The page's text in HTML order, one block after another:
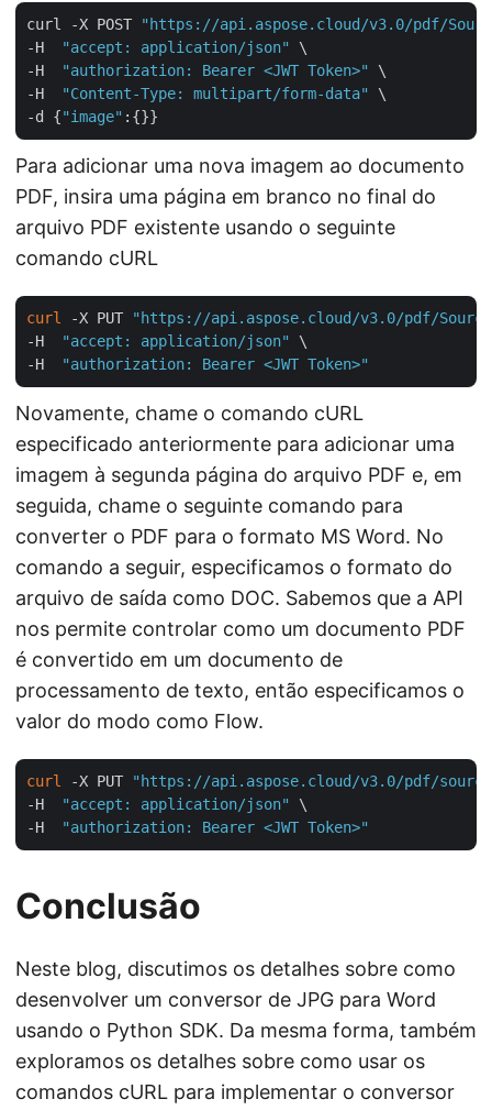
curl -X POST
"https://api.aspose.cloud/v3.0/pdf/
-H
"accept: application/json"
\
-H
"authorization: Bearer <JWT Token>"
\
-H
"Content-Type: multipart/form-data"
\
-d {"image"
Para adicionar uma nova imagem ao documento
PDF, insira uma página em branco no final do
arquivo PDF existente usando o seguinte
comando cURL
curl -X PUT
"https://api.aspose.cloud/v3.0/pdf/
-H
"accept: application/json"
\
-H
"authorization: Bearer <JWT Token>"
Novamente, chame o comando cURL
especificado anteriormente para adicionar uma
imagem à segunda página do arquivo PDF e, em
seguida, chame o seguinte comando para
converter o PDF para o formato MS Word. No
comando a seguir, especificamos o formato do
arquivo de saída como DOC. Sabemos que a API
nos permite controlar como um documento PDF
é convertido em um documento de
processamento de texto, então especificamos o
valor do modo como Flow.
curl -X PUT
"https://api.aspose.cloud/v3.0/pdf/
-H
"accept: application/json"
\
-H
"authorization: Bearer <JWT Token>"
Conclusão
Neste blog, discutimos os detalhes sobre como
desenvolver um conversor de JPG para Word
usando o Python SDK. Da mesma forma, também
exploramos os detalhes sobre como usar os
comandos cURL para implementar o conversor